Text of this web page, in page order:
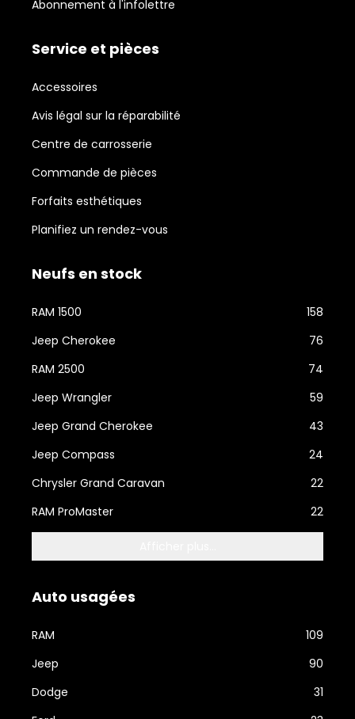
Abonnement à l'infolettre
Service et pièces
Accessoires
Avis légal sur la réparabilité
Centre de carrosserie
Commande de pièces
Forfaits esthétiques
Planifiez un rendez-vous
Neufs en stock
RAM 1500
158
Jeep Cherokee
76
RAM 2500
74
Jeep Wrangler
59
Jeep Grand Cherokee
43
Jeep Compass
24
Chrysler Grand Caravan
22
RAM ProMaster
22
Auto usagées
RAM
109
Jeep
90
Dodge
31